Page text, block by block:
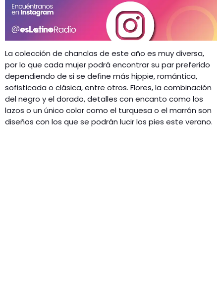
La colección de chanclas de este año es muy diversa,
por lo que cada mujer podrá encontrar su par preferido
dependiendo de si se define más hippie, romántica,
sofisticada o clásica, entre otros. Flores, la combinación
del negro y el dorado, detalles con encanto como los
lazos o un único color como el turquesa o el marrón son
diseños con los que se podrán lucir los pies este verano.